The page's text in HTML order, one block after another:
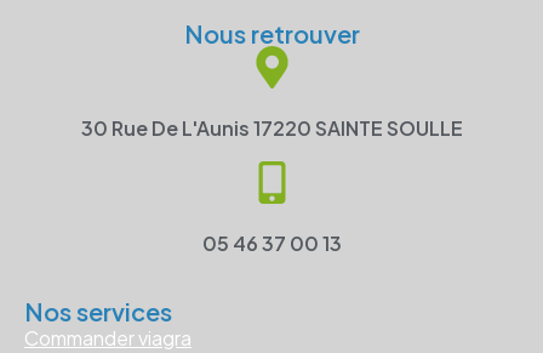
Nous retrouver
30 Rue De L'Aunis 17220 SAINTE SOULLE
05 46 37 00 13
Nos services
Commander viagra